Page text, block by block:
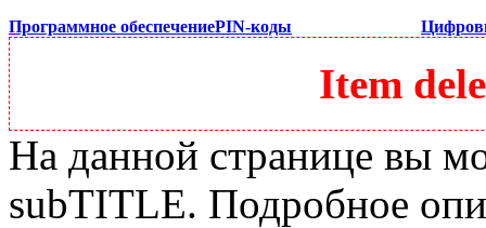
Программное обеспечениеPIN-коды
Item
На данной странице вы
subTITLE. Подробное